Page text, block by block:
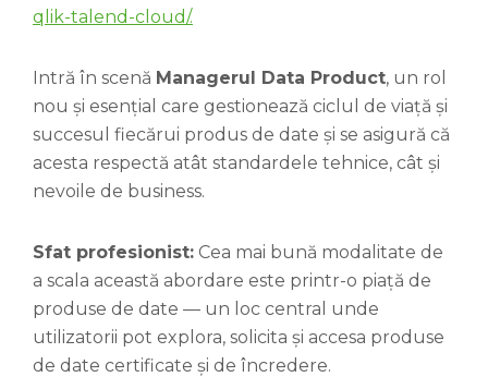
qlik-talend-cloud/.
Intră în scenă Managerul Data Product, un rol
nou și esențial care gestionează ciclul de viață și
succesul fiecărui produs de date și se asigură că
acesta respectă atât standardele tehnice, cât și
nevoile de business.
Sfat profesionist: Cea mai bună modalitate de
a scala această abordare este printr-o piață de
produse de date — un loc central unde
utilizatorii pot explora, solicita și accesa produse
de date certificate și de încredere.